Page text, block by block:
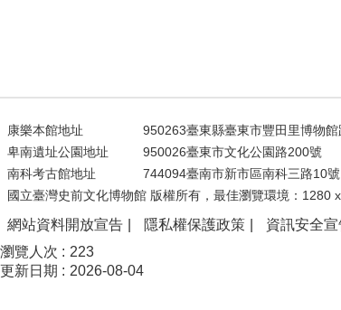
康樂本館地址 950263臺東縣臺東市豐田里博物館
卑南遺址公園地址
950026臺東市文化公園路200號
南科考古館地址
744094臺南市新市區南科三路10號
國立臺灣史前文化博物館 版權所有，最佳瀏覽環境：1280
網站資料開放宣告 隱私權保護政策 資訊安全宣
瀏覽人次
223
更新日期
2026-08-04